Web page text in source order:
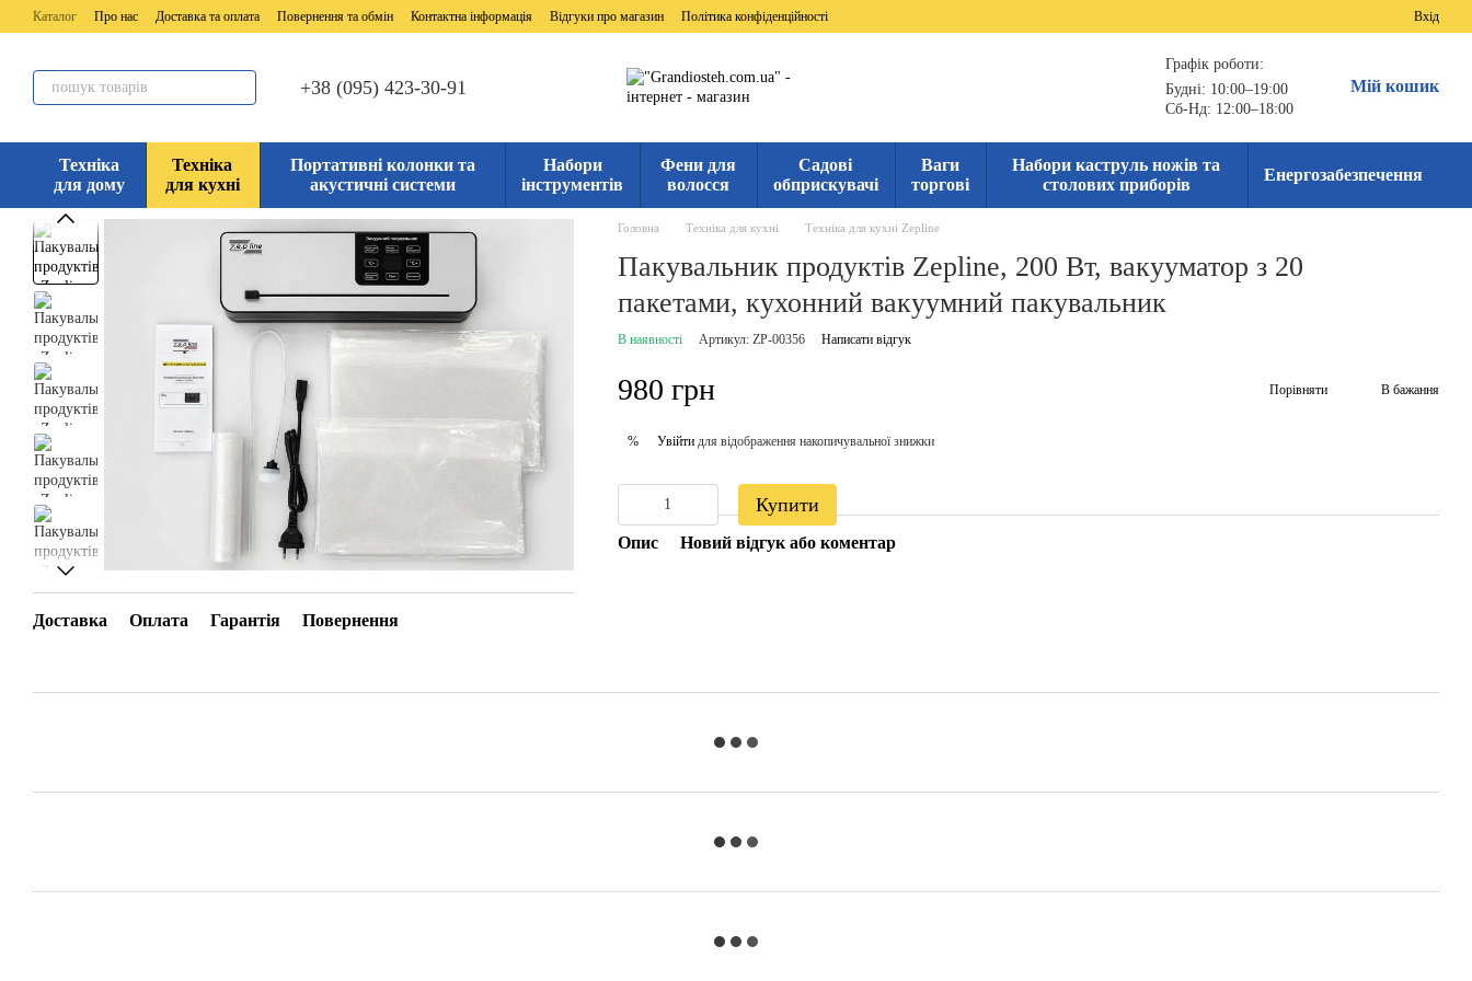
Перейти до основного контенту
Каталог Про нас Доставка та оплата Повернення та обмін Контактна інформація Відгуки про магазин Політика конфіденційності Вхід
+38 (095) 423-30-91
Графік роботи:
Будні: 10:00–19:00
Сб-Нд: 12:00–18:00
Мій кошик
Техніка
для дому
Техніка
для кухні
Портативні колонки та
акустичні системи
Набори
інструментів
Фени для
волосся
Садові
обприскувачі
Ваги
торгові
Набори каструль ножів та
столових приборів
Енергозабезпечення
Доставка Оплата Гарантія Повернення
Головна Техніка для кухні Техніка для кухні Zepline
Пакувальник продуктів Zepline, 200 Вт, вакууматор з 20
пакетами, кухонний вакуумний пакувальник
В наявності Артикул: ZP-00356 Написати відгук
980 грн Порівняти В бажання
% Увійтидля відображення накопичувальної знижки
Купити
Опис Новий відгук або коментар